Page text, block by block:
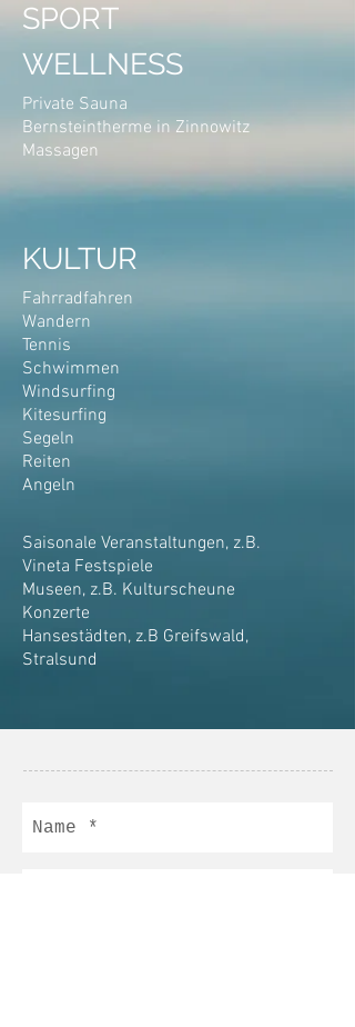
SPORT
WELLNESS
Private Sauna
Bernsteintherme in Zinnowitz
Massagen
KULTUR
Fahrradfahren
Wandern
Tennis
Schwimmen
Windsurfing
Kitesurfing
Segeln
Reiten
Angeln
Saisonale Veranstaltungen, z.B.
Vineta Festspiele
Museen, z.B. Kulturscheune
Konzerte
Hansestädten, z.B Greifswald,
Stralsund